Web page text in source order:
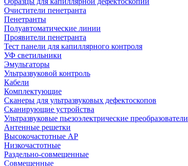
Очистители пенетранта
Пенетранты
Полуавтоматические линии
Проявители пенетранта
Тест панели для капиллярного контроля
УФ светильники
Эмульгаторы
Ультразвуковой контроль
Кабели
Комплектующие
Сканеры для ультразвуковых дефектоскопов
Сканирующие устройства
Ультразвуковые пьезоэлектрические преобразователи
Антенные решетки
Высокочастотные АР
Низкочастотные
Раздельно-совмещенные
Совмещенные